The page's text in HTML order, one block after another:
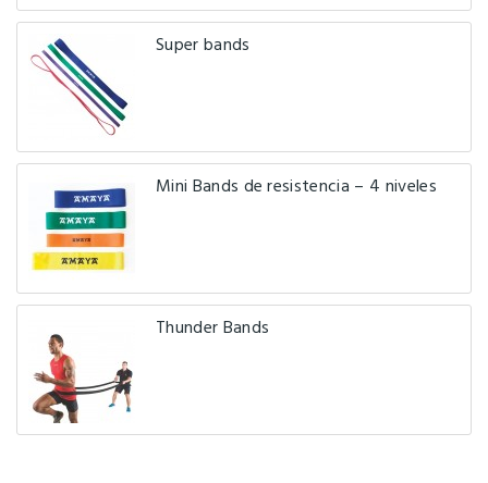
Super bands
Mini Bands de resistencia – 4 niveles
Thunder Bands